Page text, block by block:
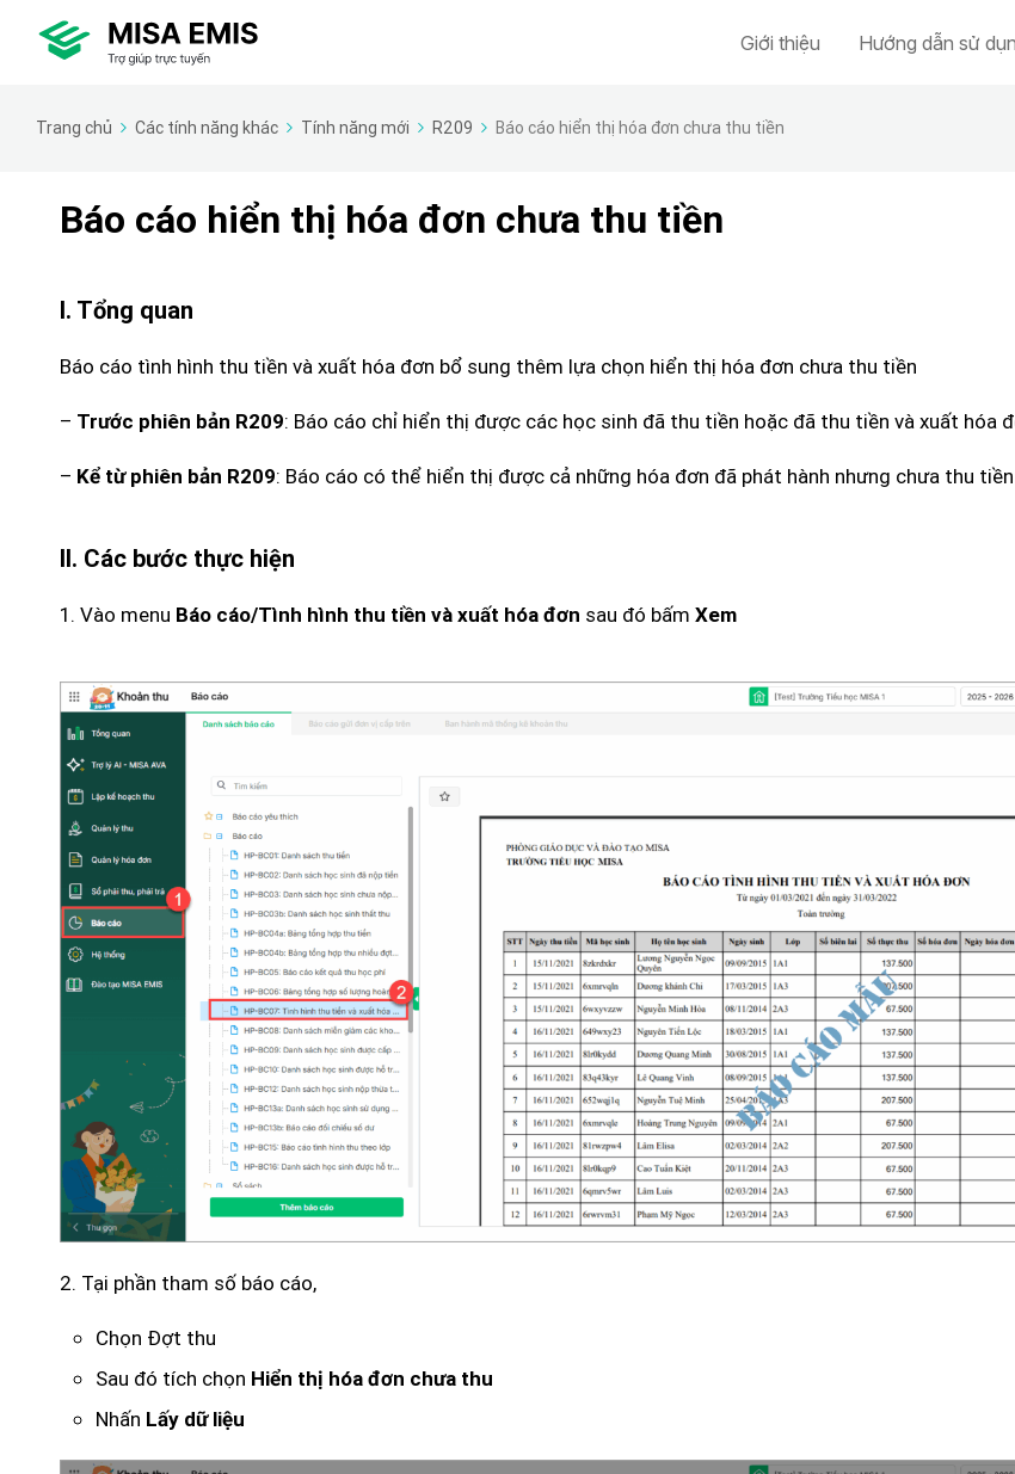
Giới thiệu Hướng dẫn sử
Trang chủ Các tính năng khác Tính năng mới R209 Báo cáo hiển thị hóa đơn chưa thu tiền
Báo cáo hiển thị hóa đơn chưa thu tiền
I. Tổng quan
Báo cáo tình hình thu tiền và xuất hóa đơn bổ sung thêm lựa chọn hiển thị hóa đơn chưa thu tiền
– Trước phiên bản R209: Báo cáo chỉ hiển thị được các học sinh đã thu tiền hoặc đã thu tiền và xuất hóa
– Kể từ phiên bản R209: Báo cáo có thể hiển thị được cả những hóa đơn đã phát hành nhưng chưa thu tiền
II. Các bước thực hiện
1. Vào menu Báo cáo/Tình hình thu tiền và xuất hóa đơn sau đó bấm Xem
2. Tại phần tham số báo cáo,
Chọn Đợt thu
Sau đó tích chọn Hiển thị hóa đơn chưa thu
Nhấn Lấy dữ liệu